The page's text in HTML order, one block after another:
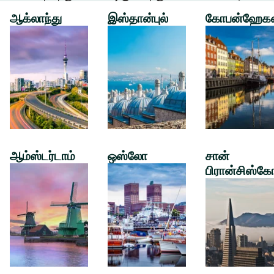
ஆக்லாந்து
ஆம்ஸ்டர்டாம்
இஸ்தான்புல்
ஒஸ்லோ
சான்